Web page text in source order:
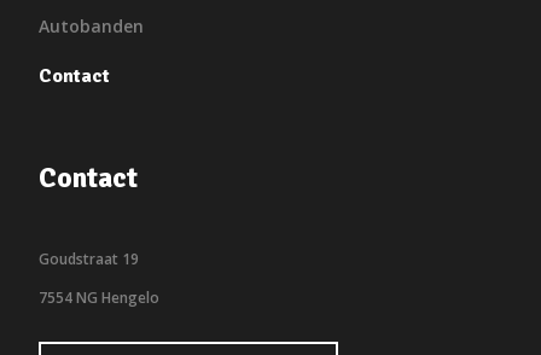
Autobanden
Contact
Contact
Goudstraat 19
7554 NG Hengelo